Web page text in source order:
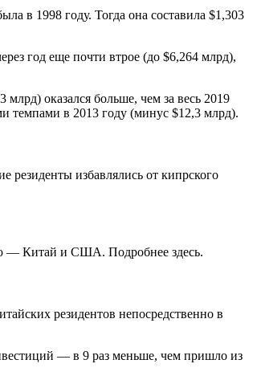
в 1998 году. Тогда она составила $1,303
год еще почти втрое (до $6,264 млрд),
оказался больше, чем за весь 2019
темпами в 2013 году (минус $12,3 млрд).
избавлялись от кипрского
— Китай и США. Подробнее здесь.
резидентов непосредственно в
— в 9 раз меньше, чем пришло из